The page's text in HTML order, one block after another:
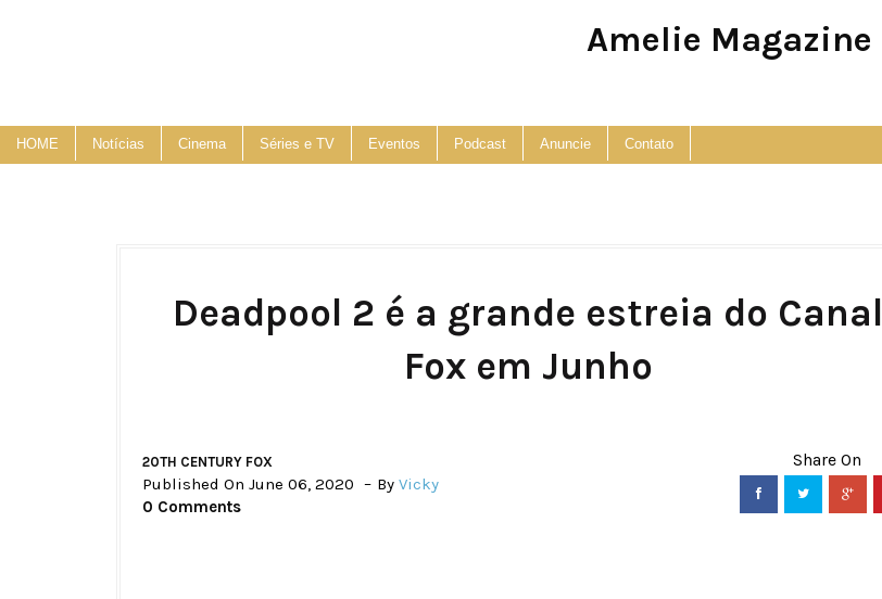
Amelie Magazine
HOME Notícias Cinema Séries e TV Eventos Podcast Anuncie Contato
Deadpool 2 é a grande estreia do Canal
Fox em Junho
20TH CENTURY FOX
Published On June 06, 2020 By Vicky
0 Comments